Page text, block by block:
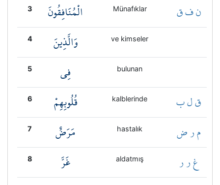
3 الْمُنَافِقُونَ Münafıklar ن ف ق
4 وَالَّذِينَ ve kimseler
5 فِي bulunan
6 قُلُوبِهِمْ kalblerinde ق ل ب
7 مَرَضٌ hastalık م ر ض
8 غَرَّ aldatmış غ ر ر